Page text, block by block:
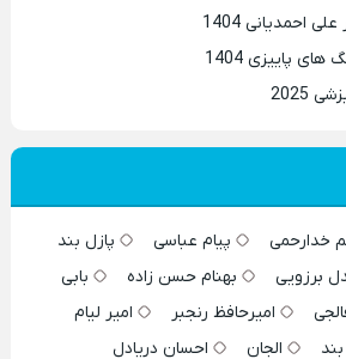
احمدیانی 1404
پاییزی 1404
2025
خدارحمی پیام عباسی
پازل بند
برزویی بهنام حسن زاده
بابی
امیرحافظ رنجبر
امیر لیام
الجان
احسان دریادل